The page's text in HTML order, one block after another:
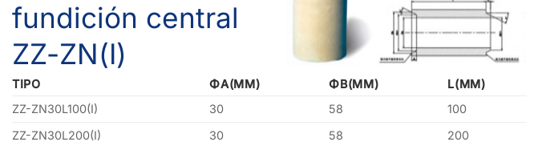
fundición central
ZZ-ZN(I)
TIPO ΦA(MM) ΦB(MM)
L(MM)
ZZ-ZN30L100(I)
30 58
100
ZZ-ZN30L200(I)
30 58
200